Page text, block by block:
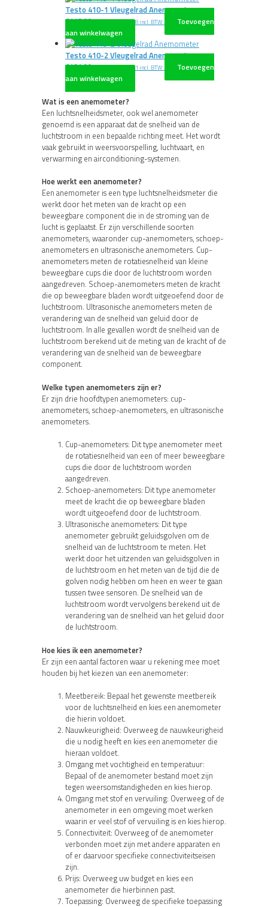
optie
kan
gekozen
op
de
productpagina
Testo 410-1 Vleugelrad Anemometer
€118,00 excl. BTW€142,78 incl. BTW
Toevoegen
aan winkelwagen
Testo 410-2 Vleugelrad Anemometer
€181,00 excl. BTW€219,01 incl. BTW
Toevoegen
aan winkelwagen
Wat is een anemometer?
Een luchtsnelheidsmeter, ook wel anemometer
genoemd is een apparaat dat de snelheid van de
luchtstroom in een bepaalde richting meet. Het wordt
vaak gebruikt in weersvoorspelling, luchtvaart, en
verwarming en airconditioning-systemen.
Hoe werkt een anemometer?
Een anemometer is een type luchtsnelheidsmeter die
werkt door het meten van de kracht op een
beweegbare component die in de stroming van de
lucht is geplaatst. Er zijn verschillende soorten
anemometers, waaronder cup-anemometers, schoep-
anemometers en ultrasonische anemometers. Cup-
anemometers meten de rotatiesnelheid van kleine
beweegbare cups die door de luchtstroom worden
aangedreven. Schoep-anemometers meten de kracht
die op beweegbare bladen wordt uitgeoefend door de
luchtstroom. Ultrasonische anemometers meten de
verandering van de snelheid van geluid door de
luchtstroom. In alle gevallen wordt de snelheid van de
luchtstroom berekend uit de meting van de kracht of de
verandering van de snelheid van de beweegbare
component.
Welke typen anemometers zijn er?
Er zijn drie hoofdtypen anemometers: cup-
anemometers, schoep-anemometers, en ultrasonische
anemometers.
Cup-anemometers: Dit type anemometer meet
de rotatiesnelheid van een of meer beweegbare
cups die door de luchtstroom worden
aangedreven.
Schoep-anemometers: Dit type anemometer
meet de kracht die op beweegbare bladen
wordt uitgeoefend door de luchtstroom.
Ultrasonische anemometers: Dit type
anemometer gebruikt geluidsgolven om de
snelheid van de luchtstroom te meten. Het
werkt door het uitzenden van geluidsgolven in
de luchtstroom en het meten van de tijd die de
golven nodig hebben om heen en weer te gaan
tussen twee sensoren. De snelheid van de
luchtstroom wordt vervolgens berekend uit de
verandering van de snelheid van het geluid door
de luchtstroom.
Hoe kies ik een anemometer?
Er zijn een aantal factoren waar u rekening mee moet
houden bij het kiezen van een anemometer:
Meetbereik: Bepaal het gewenste meetbereik
voor de luchtsnelheid en kies een anemometer
die hierin voldoet.
Nauwkeurigheid: Overweeg de nauwkeurigheid
die u nodig heeft en kies een anemometer die
hieraan voldoet.
Omgang met vochtigheid en temperatuur:
Bepaal of de anemometer bestand moet zijn
tegen weersomstandigheden en kies hierop.
Omgang met stof en vervuiling: Overweeg of de
anemometer in een omgeving moet werken
waarin er veel stof of vervuiling is en kies hierop.
Connectiviteit: Overweeg of de anemometer
verbonden moet zijn met andere apparaten en
of er daarvoor specifieke connectiviteitseisen
zijn.
Prijs: Overweeg uw budget en kies een
anemometer die hierbinnen past.
Toepassing: Overweeg de specifieke toepassing